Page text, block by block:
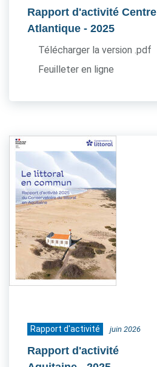
Rapport d'activité Centre
Atlantique - 2025
Télécharger la version .pdf
Feuilleter en ligne
Rapport d'activité juin 2026
Rapport d'activité